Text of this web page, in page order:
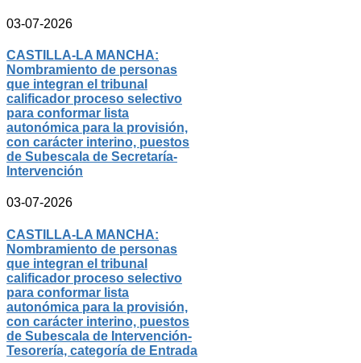
03-07-2026
CASTILLA-LA MANCHA:
Nombramiento de personas
que integran el tribunal
calificador proceso selectivo
para conformar lista
autonómica para la provisión,
con carácter interino, puestos
de Subescala de Secretaría-
Intervención
03-07-2026
CASTILLA-LA MANCHA:
Nombramiento de personas
que integran el tribunal
calificador proceso selectivo
para conformar lista
autonómica para la provisión,
con carácter interino, puestos
de Subescala de Intervención-
Tesorería, categoría de Entrada